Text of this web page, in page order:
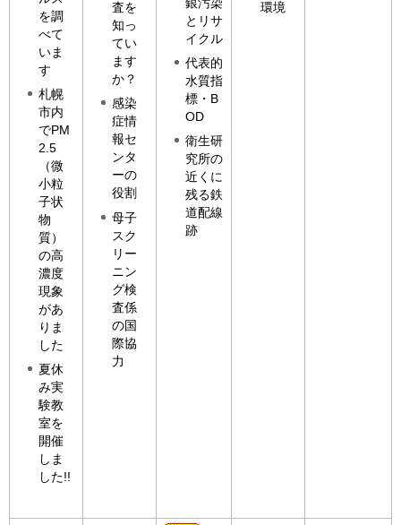
を調
べて
いま
す
札幌
市内
でPM
2.5
（微
小粒
子状
物
質）
の高
濃度
現象
があ
りま
した
夏休
み実
験教
室を
開催
しま
した!!
査を
知っ
てい
ます
か？
感染
症情
報セ
ンタ
ーの
役割
母子
スク
リー
ニン
グ検
査係
の国
際協
力
とリサ
イクル
代表的
水質指
標・B
OD
衛生研
究所の
近くに
残る鉄
道配線
跡
環境